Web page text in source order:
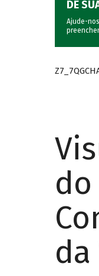
DÊ
Ajude-
do
da